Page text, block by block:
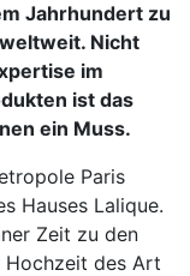
Jahrhundert zu
Nicht
im
ist das
ein Muss.
Paris
Hauses Lalique.
Zeit zu den
Hochzeit des Art